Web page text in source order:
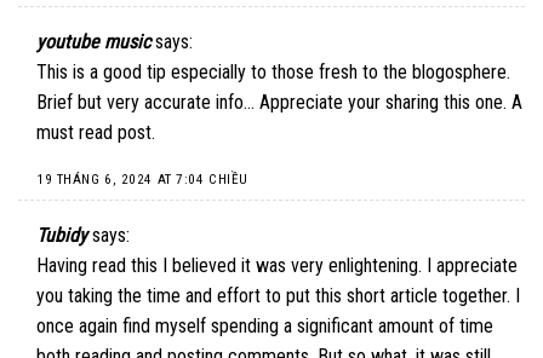
youtube music says:
This is a good tip especially to those fresh to the blogosphere.
Brief but very accurate info… Appreciate your sharing this one. A
must read post.
19 THÁNG 6, 2024 AT 7:04 CHIỀU
Tubidy says:
Having read this I believed it was very enlightening. I appreciate
you taking the time and effort to put this short article together. I
once again find myself spending a significant amount of time